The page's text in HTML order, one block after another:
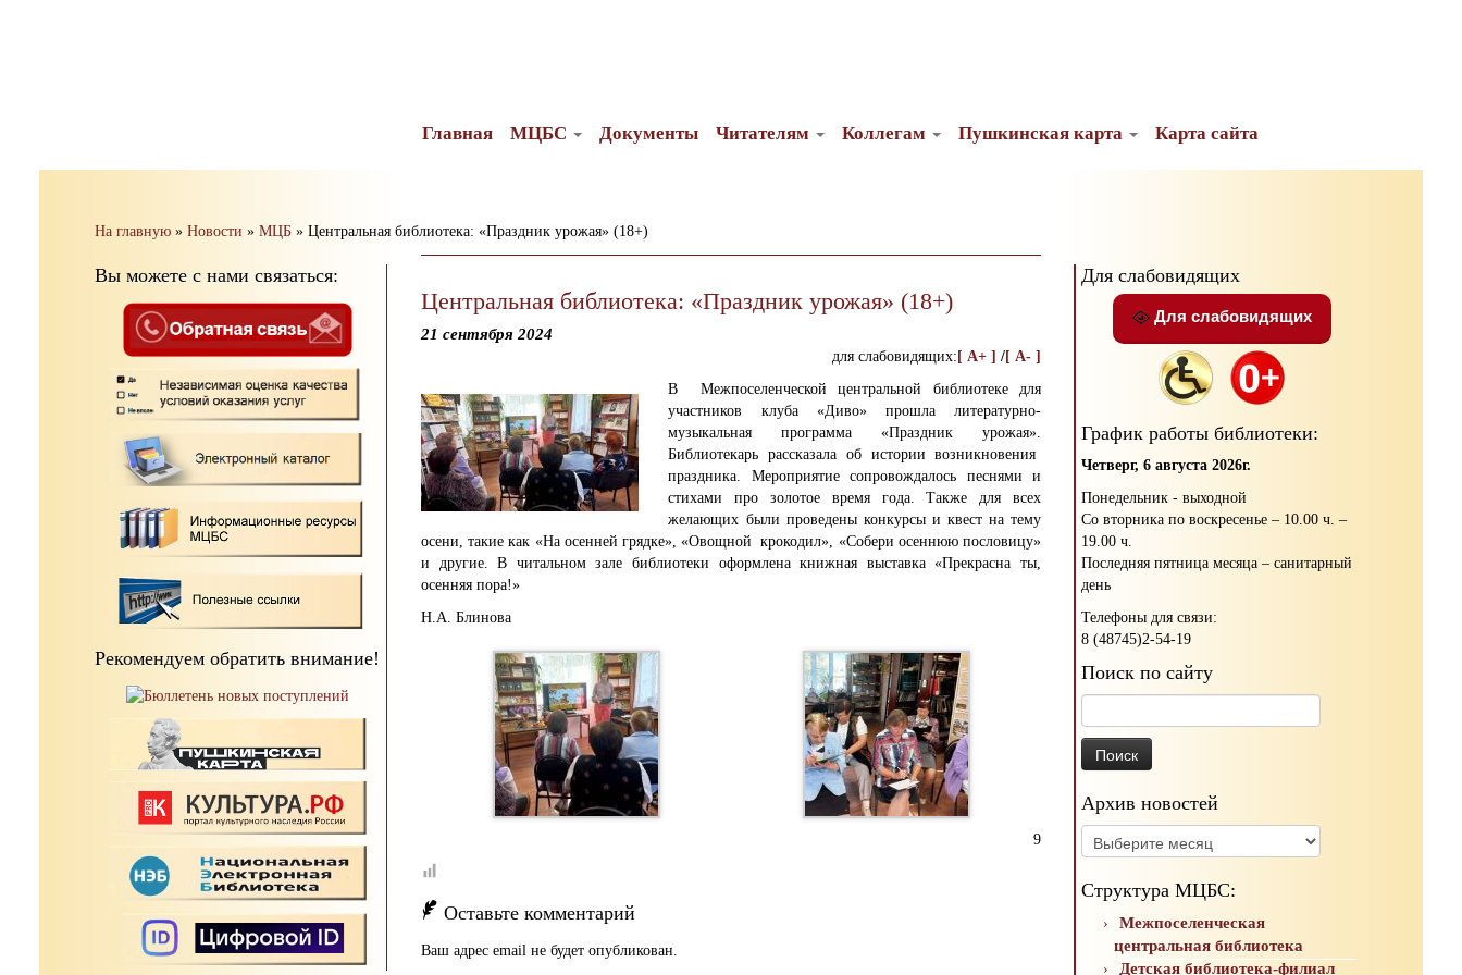
Главная МЦБС Документы Читателям Коллегам Пушкинская карта Карта сайта
На главную » Новости » МЦБ » Центральная библиотека: «Праздник урожая» (18+)
Вы можете с нами связаться:
Рекомендуем обратить внимание!
Центральная библиотека: «Праздник урожая» (18+)
21 сентября 2024
для слабовидящих: [ A+ ] /[ A- ]
В Межпоселенческой центральной библиотеке для
участников клуба «Диво» прошла литературно-
музыкальная программа «Праздник урожая».
Библиотекарь рассказала об истории возникновения
праздника. Мероприятие сопровождалось песнями и
стихами про золотое время года. Также для всех
желающих были проведены конкурсы и квест на тему
осени, такие как «На осенней грядке», «Овощной крокодил», «Собери осеннюю пословицу»
и другие. В читальном зале библиотеки оформлена книжная выставка «Прекрасна ты,
осенняя пора!»
Н.А. Блинова
9
Оставьте комментарий
Ваш адрес email не будет опубликован.
Для слабовидящих
Для слабовидящих
График работы библиотеки:
Четверг, 6 августа 2026г.
Понедельник - выходной
Со вторника по воскресенье – 10.00 ч. –
19.00 ч.
Последняя пятница месяца – санитарный
день
Телефоны для связи:
8 (48745)2-54-19
Поиск по сайту
Архив новостей
Архив
новостей
Структура МЦБС:
Межпоселенческая
центральная библиотека
Детская библиотека-филиал